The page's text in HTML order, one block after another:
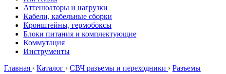
Аттенюаторы и нагрузки
Кабели, кабельные сборки
Кронштейны, гермобоксы
Блоки питания и комплектующие
Коммутация
Инструменты
Главная › Каталог › СВЧ разъемы и переходники › Разъемы